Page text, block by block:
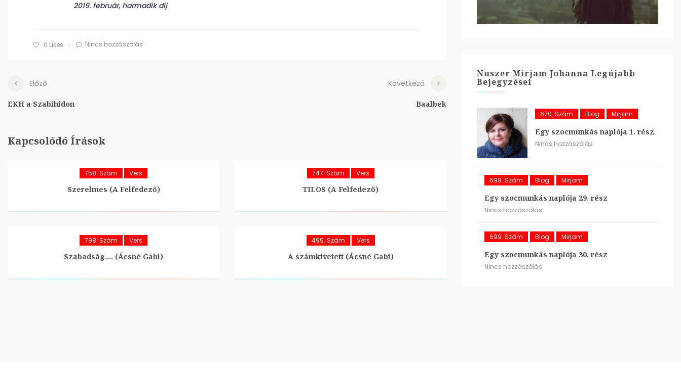
2019. február, harmadik díj
0 Likes Nincs hozzászólás
Előző
EKH a Szabihídon
Következő
Baalbek
Kapcsolódó Írások
758. Szám Vers
Szerelmes (A Felfedező)
747. Szám Vers
TILOS (A Felfedező)
798. Szám Vers
Szabadság…. (Ácsné Gabi)
499. Szám Vers
A számkivetett (Ácsné Gabi)
Nuszer Mirjam Johanna Legújabb
Bejegyzései
670. Szám Blog Mirjam
Egy szocmunkás naplója 1. rész
Nincs hozzászólás
698. Szám Blog Mirjam
Egy szocmunkás naplója 29. rész
Nincs hozzászólás
699. Szám Blog Mirjam
Egy szocmunkás naplója 30. rész
Nincs hozzászólás